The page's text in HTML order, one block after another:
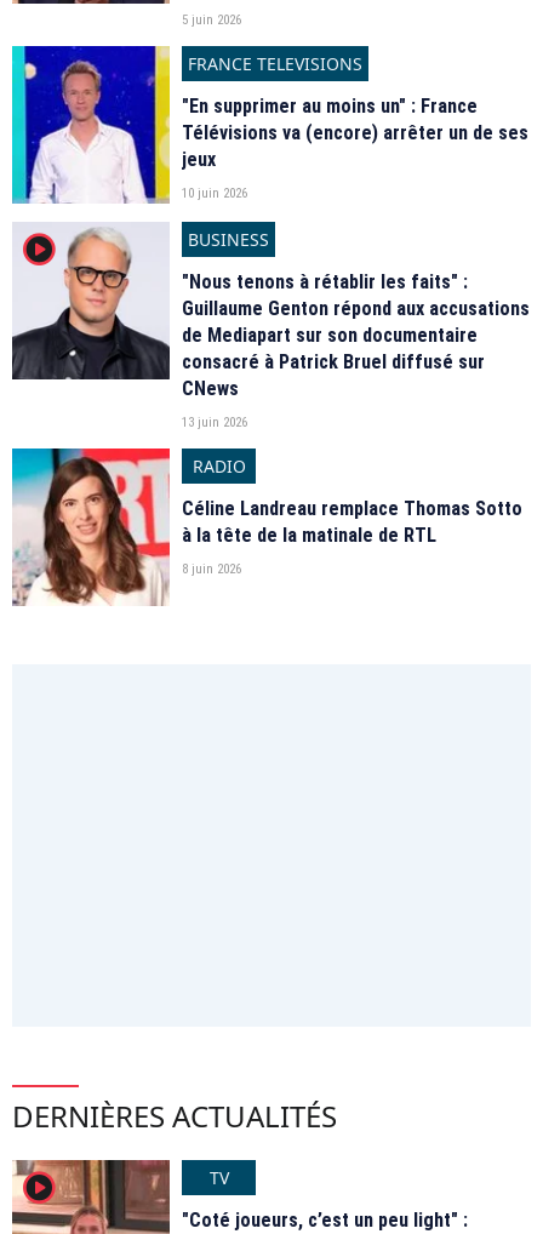
5 juin 2026
FRANCE TELEVISIONS
"En supprimer au moins un" : France
Télévisions va (encore) arrêter un de ses
jeux
10 juin 2026
player2
BUSINESS
"Nous tenons à rétablir les faits" :
Guillaume Genton répond aux accusations
de Mediapart sur son documentaire
consacré à Patrick Bruel diffusé sur
CNews
13 juin 2026
RADIO
Céline Landreau remplace Thomas Sotto
à la tête de la matinale de RTL
8 juin 2026
DERNIÈRES ACTUALITÉS
player2
TV
"Coté joueurs, c’est un peu light" :